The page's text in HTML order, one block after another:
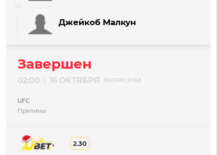
Джейкоб Малкун
Завершен
02:00 16 ОКТЯБРЯ ВОСКРЕСЕНЬЕ
UFC
Прелимы
2.30